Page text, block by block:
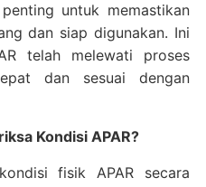
untuk memastikan
dan siap digunakan. Ini
telah melewati proses
dan sesuai dengan
Kondisi APAR?
fisik APAR secara